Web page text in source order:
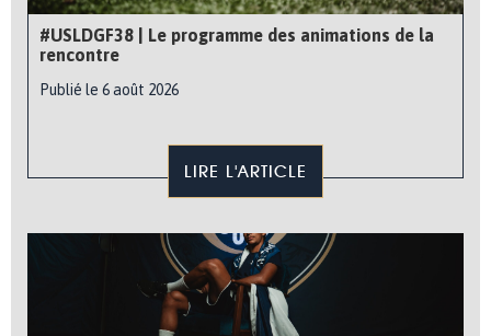
#USLDGF38 | Le programme des animations de la
rencontre
Publié le 6 août 2026
LIRE L'ARTICLE